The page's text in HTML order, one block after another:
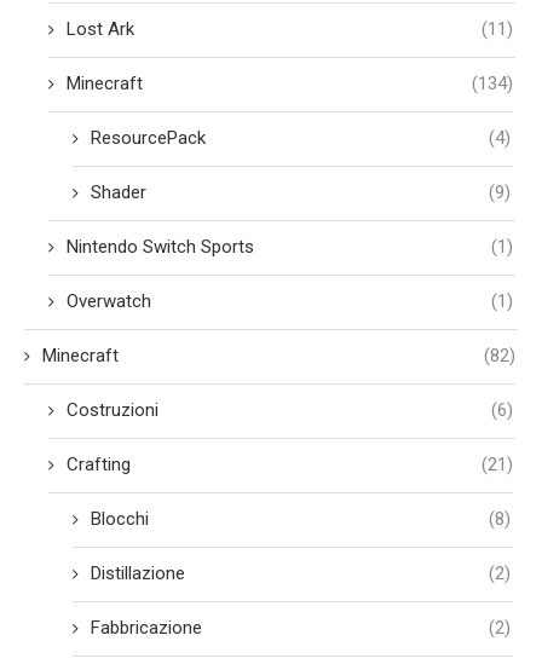
Lost Ark (11)
Minecraft (134)
ResourcePack (4)
Shader (9)
Nintendo Switch Sports (1)
Overwatch (1)
Minecraft (82)
Costruzioni (6)
Crafting (21)
Blocchi (8)
Distillazione (2)
Fabbricazione (2)